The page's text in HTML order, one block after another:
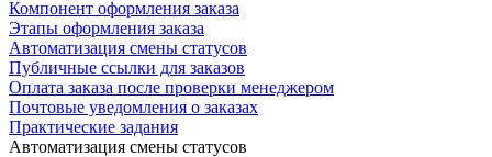
Компонент оформления заказа
Этапы оформления заказа
Автоматизация смены статусов
Публичные ссылки для заказов
Оплата заказа после проверки менеджером
Почтовые уведомления о заказах
Практические задания
Автоматизация смены статусов